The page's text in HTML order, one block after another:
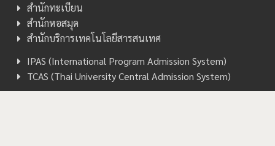
สำนักทะเบียน
สำนักหอสมุด
สำนักบริการเทคโนโลยีสารสนเทศ
IPAS (International Program Admission System)
TCAS (Thai University Central Admission System)